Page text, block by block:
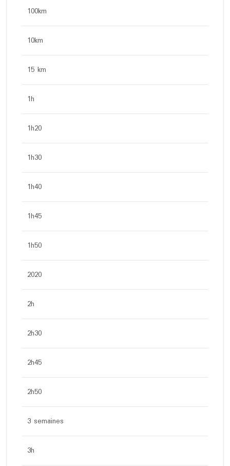
100km
10km
15 km
1h
1h20
1h30
1h40
1h45
1h50
2020
2h
2h30
2h45
2h50
3 semaines
3h